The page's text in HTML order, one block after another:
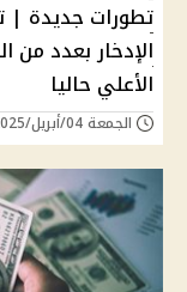
تطورات جديدة |
الإدخار بعدد من
الأعلي حاليا
الجمعة 04/أبريل/2025 - 02:55 م